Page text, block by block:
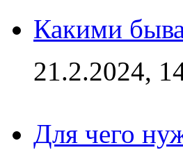
Какими
21.2.2024,
Для чего